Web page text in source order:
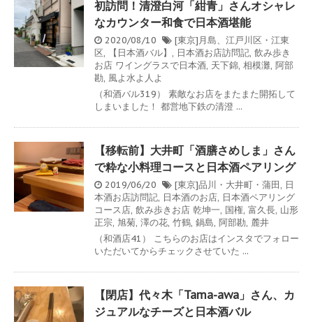
初訪問！清澄白河「紺青」さんオシャレ
なカウンター和食で日本酒堪能
2020/08/10
[東京]月島、江戸川区・江東
区, 【日本酒バル】 , 日本酒お店訪問記, 飲み歩き
お店 ワイングラスで日本酒, 天下錦, 相模灘, 阿部
勘, 風よ水よ人よ
（和酒バル319） 素敵なお店をまたまた開拓して
しまいました！ 都営地下鉄の清澄 ...
【移転前】大井町「酒膳さめしま」さん
で粋な小料理コースと日本酒ペアリング
2019/06/20 [東京]品川・大井町・蒲田, 日
本酒お店訪問記, 日本酒のお店, 日本酒ペアリング
コース店, 飲み歩きお店 乾坤一, 国権, 富久長, 山形
正宗, 旭菊, 澤の花, 竹鶴, 鍋島, 阿部勘, 麓井
（和酒店41） こちらのお店はインスタでフォロー
いただいてからチェックさせていた ...
【閉店】代々木「Tama-awa」さん、カ
ジュアルなチーズと日本酒バル